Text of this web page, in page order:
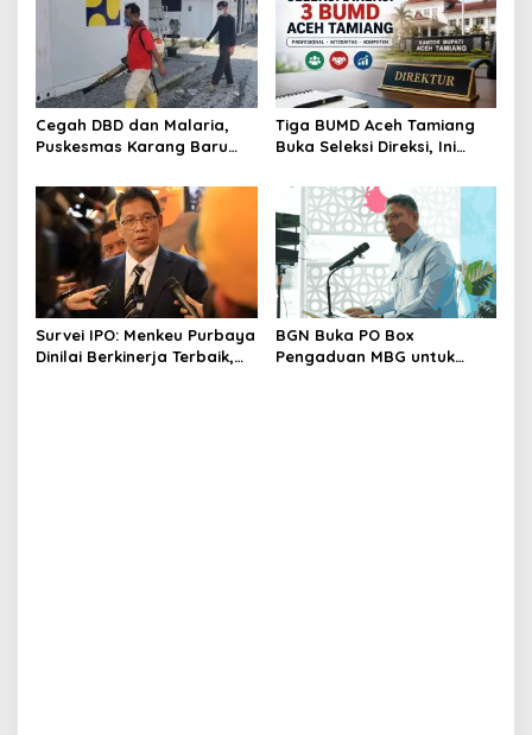
Cegah DBD dan Malaria,
Puskesmas Karang Baru
Tiga BUMD Aceh Tamiang
Buka Seleksi Direksi, Ini
Pendaftarannya
Survei IPO: Menkeu Purbaya
Dinilai Berkinerja Terbaik,
BGN Buka PO Box
Pengaduan MBG untuk